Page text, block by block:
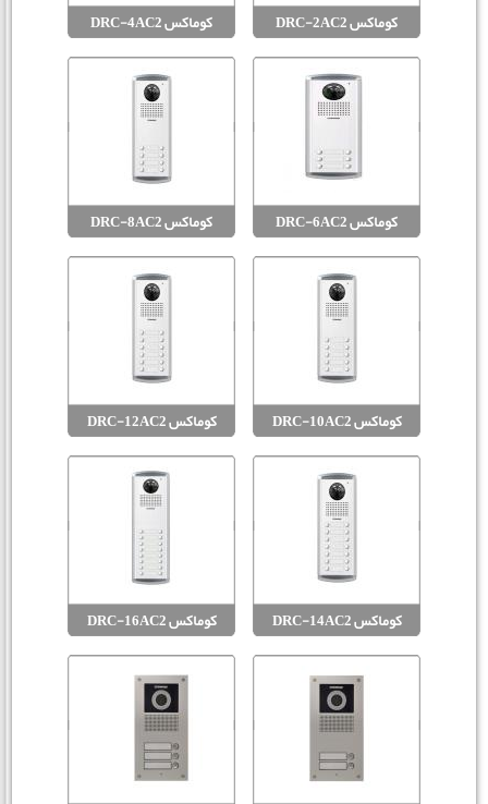
کوماکس DRC-2AC2 کوماکس DRC-4AC2
کوماکس DRC-6AC2 کوماکس DRC-8AC2
کوماکس DRC-10AC2 کوماکس DRC-12AC2
کوماکس DRC-14AC2 کوماکس DRC-16AC2